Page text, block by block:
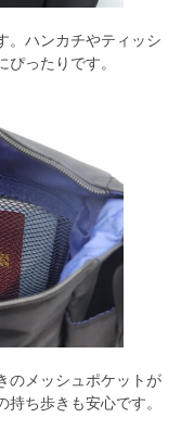
。ハンカチやティッシ
ったりです。
のメッシュポケットが
ち歩きも安心です。